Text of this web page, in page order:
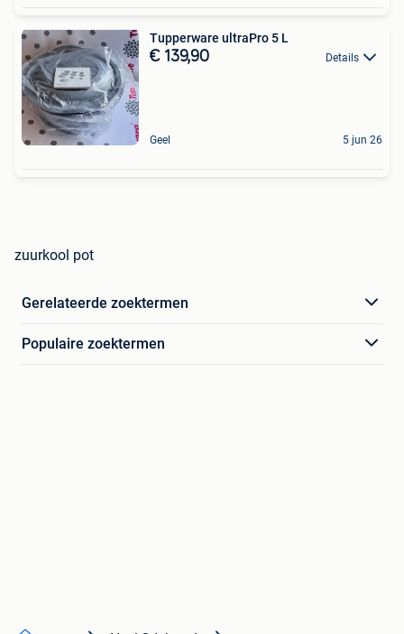
Tupperware ultraPro 5 L
€ 139,90 Details
Geel 5 jun 26
zuurkool pot
Gerelateerde zoektermen
Populaire zoektermen